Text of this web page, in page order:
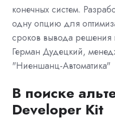
конечных систем.
одну опцию для
сроков вывода решения
Герман Дудецкий,
"Ниеншанц-Автоматика"
В поиске
Developer Kit